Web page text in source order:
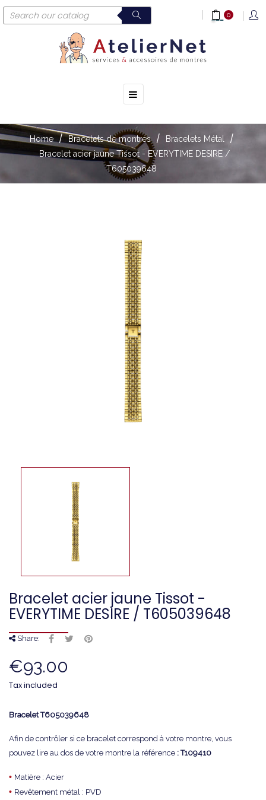
0
Toggle
navigation
☰
Home Bracelets de montres
Bracelets Métal
Bracelet acier jaune Tissot - EVERYTIME DESIRE /
T605039648
Bracelet acier jaune Tissot -
EVERYTIME DESIRE / T605039648
Share:
€93.00
Tax included
BraceletT605039648
Afin de contrôler si ce bracelet correspond à votre montre, vous
pouvez lire au dos de votre montre la référence : T109410
• Matière : Acier
• Revêtement métal : PVD